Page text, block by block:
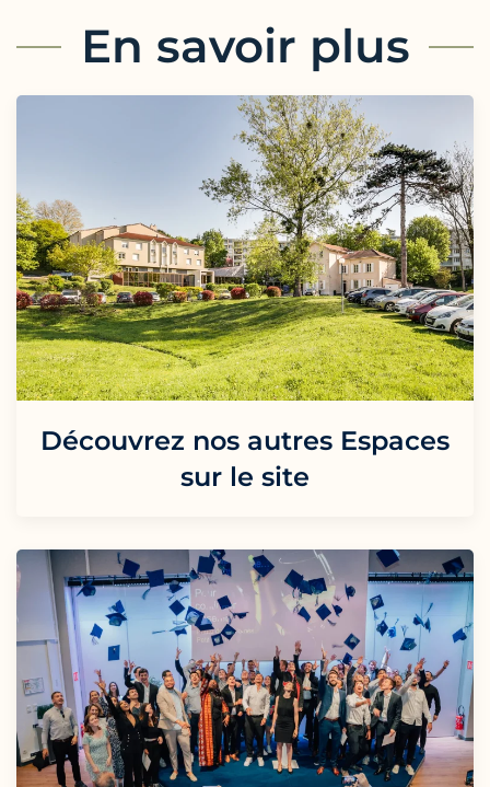
En savoir plus
Découvrez nos autres Espaces
sur le site